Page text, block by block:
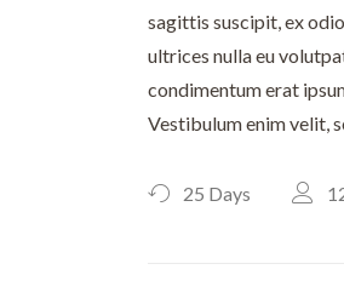
sagittis suscipit, ex
ultrices nulla eu
condimentum erat
Vestibulum enim velit,
25 Days